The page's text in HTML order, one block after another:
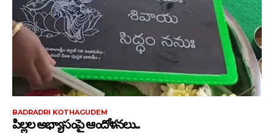
BADRADRI KOTHAGUDEM
పిల్లల అభ్యాసంపై ఆందోళనలు..